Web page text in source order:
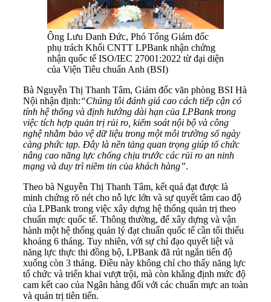
Ông Lưu Danh Đức, Phó Tổng Giám đốc
phụ trách Khối CNTT LPBank nhận chứng
nhận quốc tế ISO/IEC 27001:2022 từ đại diện
của Viện Tiêu chuẩn Anh (BSI)
Bà Nguyễn Thị Thanh Tâm, Giám đốc văn phòng BSI Hà
Nội nhận định:“Chúng tôi đánh giá cao cách tiếp cận có
tính hệ thống và định hướng dài hạn của LPBank trong
việc tích hợp quản trị rủi ro, kiểm soát nội bộ và công
nghệ nhằm bảo vệ dữ liệu trong một môi trường số ngày
càng phức tạp. Đây là nền tảng quan trọng giúp tổ chức
nâng cao năng lực chống chịu trước các rủi ro an ninh
mạng và duy trì niềm tin của khách hàng”.
Theo bà Nguyễn Thị Thanh Tâm, kết quả đạt được là
minh chứng rõ nét cho nỗ lực lớn và sự quyết tâm cao độ
của LPBank trong việc xây dựng hệ thống quản trị theo
chuẩn mực quốc tế. Thông thường, để xây dựng và vận
hành một hệ thống quản lý đạt chuẩn quốc tế cần tối thiểu
khoảng 6 tháng. Tuy nhiên, với sự chỉ đạo quyết liệt và
năng lực thực thi đồng bộ, LPBank đã rút ngắn tiến độ
xuống còn 3 tháng. Điều này không chỉ cho thấy năng lực
tổ chức và triển khai vượt trội, mà còn khẳng định mức độ
cam kết cao của Ngân hàng đối với các chuẩn mực an toàn
và quản trị tiên tiến.